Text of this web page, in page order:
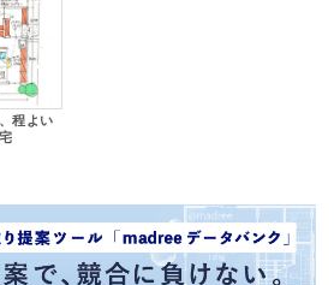
程よい